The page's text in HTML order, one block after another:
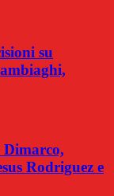
su
Dimarco,
Rodriguez e